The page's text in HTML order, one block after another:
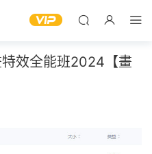
效全能班2024【畫